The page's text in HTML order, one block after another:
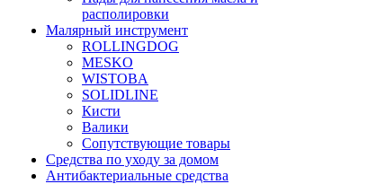
располировки
Малярный инструмент
ROLLINGDOG
MESKO
WISTOBA
SOLIDLINE
Кисти
Валики
Сопутствующие товары
Средства по уходу за домом
Антибактериальные средства